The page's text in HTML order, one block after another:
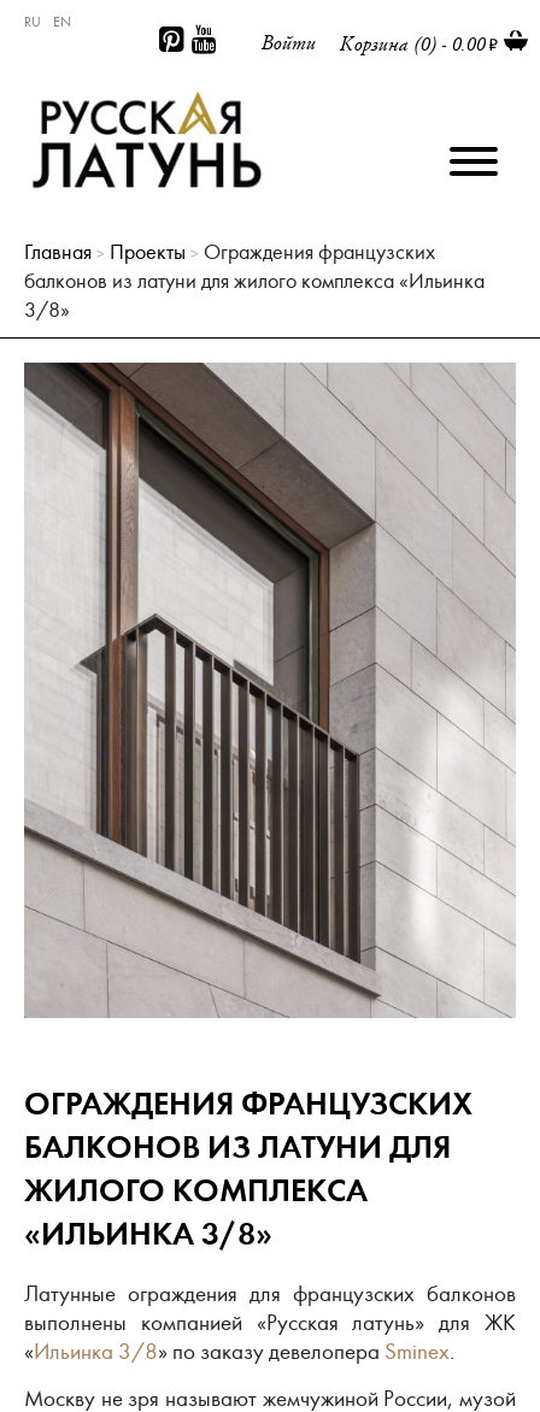
RU EN
Войти Корзина (0) - 0.00
Главная > Проекты > Ограждения французских
балконов из латуни для жилого комплекса «Ильинка
3/8‎»
ОГРАЖДЕНИЯ ФРАНЦУЗСКИХ
БАЛКОНОВ ИЗ ЛАТУНИ ДЛЯ
ЖИЛОГО КОМПЛЕКСА
«ИЛЬИНКА 3/8‎»
Латунные ограждения для французских балконов
выполнены компанией «Русская латунь» для ЖК
«Ильинка 3/8» по заказу девелопера Sminex.
Москву не зря называют жемчужиной России, музой